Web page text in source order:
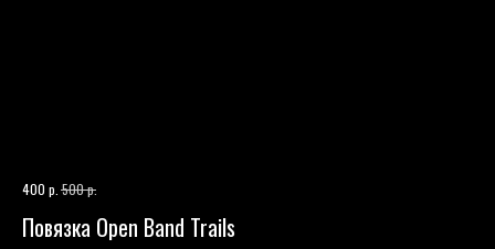
400 р. 500р.
Повязка Open Band Trails